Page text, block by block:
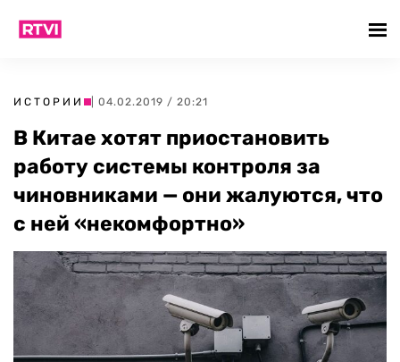
ИСТОРИИ | 04.02.2019 / 20:21
В Китае хотят приостановить
работу системы контроля за
чиновниками — они жалуются, что
с ней «некомфортно»